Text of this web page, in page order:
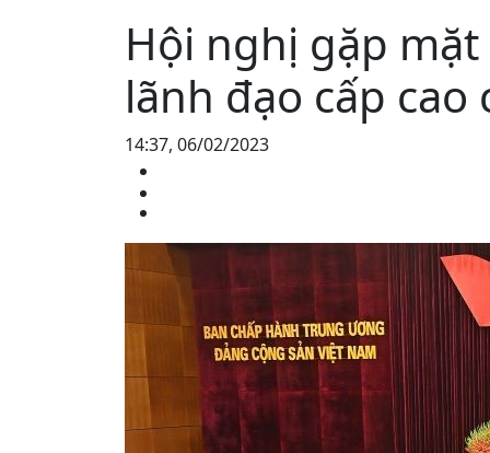
Hội nghị gặp
lãnh đạo cấp
14:37, 06/02/2023